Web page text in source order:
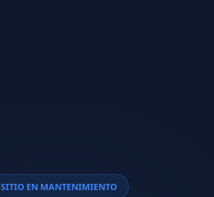
SITIO EN MANTENIMIENTO